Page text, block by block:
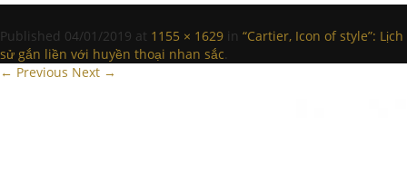
Published 04/01/2019 at 1155 × 1629 in “Cartier, Icon of style”: Lịch
sử gắn liền với huyền thoại nhan sắc.
← Previous Next →